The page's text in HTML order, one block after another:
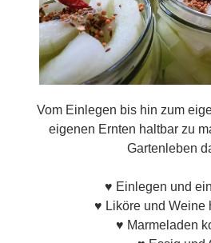
Vom Einlegen bis hin zum
eigenen Ernten haltbar zu
Gartenleben
♥ Einlegen und
♥ Liköre und Weine
♥ Marmeladen